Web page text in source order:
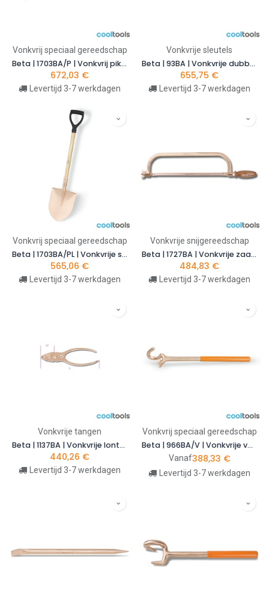
Vonkvrij speciaal gereedschap
Beta | 1703BA/P | Vonkvrij pikhouweel | 017030150
672,03 €
Levertijd 3-7 werkdagen
Vonkvrije sleutels
Beta | 93BA | Vonkvrije dubbele dopratelsleutel voor draadeindmoeren | 000930821
655,75 €
Levertijd 3-7 werkdagen
Vonkvrij speciaal gereedschap
Beta | 1703BA/PL | Vonkvrije schep | 017030200
565,06 €
Levertijd 3-7 werkdagen
Vonkvrije snijgereedschap
Beta | 1727BA | Vonkvrije zaagbeugel met zaagblad | 017270801
484,83 €
Levertijd 3-7 werkdagen
Vonkvrije tangen
Beta | 1137BA | Vonkvrije lontentang | 011370801
440,26 €
Levertijd 3-7 werkdagen
Vonkvrij speciaal gereedschap
Beta | 966BA/V | Vonkvrije veiligheidsklepsleutels
Vanaf388,33 €
Levertijd 3-7 werkdagen